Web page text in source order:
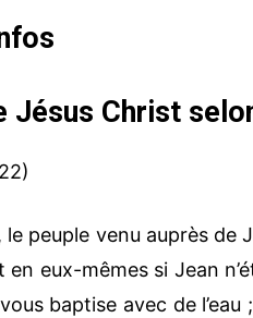
Jésus Christ
le peuple venu auprès
en eux-mêmes si Jean
baptise avec de